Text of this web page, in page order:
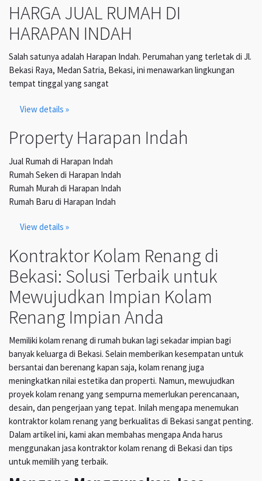
HARGA JUAL RUMAH DI
HARAPAN INDAH
Salah satunya adalah Harapan Indah. Perumahan yang terletak di Jl.
Bekasi Raya, Medan Satria, Bekasi, ini menawarkan lingkungan
tempat tinggal yang sangat
View details »
Property Harapan Indah
Jual Rumah di Harapan Indah
Rumah Seken di Harapan Indah
Rumah Murah di Harapan Indah
Rumah Baru di Harapan Indah
View details »
Kontraktor Kolam Renang di
Bekasi: Solusi Terbaik untuk
Mewujudkan Impian Kolam
Renang Impian Anda
Memiliki kolam renang di rumah bukan lagi sekadar impian bagi
banyak keluarga di Bekasi. Selain memberikan kesempatan untuk
bersantai dan berenang kapan saja, kolam renang juga
meningkatkan nilai estetika dan properti. Namun, mewujudkan
proyek kolam renang yang sempurna memerlukan perencanaan,
desain, dan pengerjaan yang tepat. Inilah mengapa menemukan
kontraktor kolam renang yang berkualitas di Bekasi sangat penting.
Dalam artikel ini, kami akan membahas mengapa Anda harus
menggunakan jasa kontraktor kolam renang di Bekasi dan tips
untuk memilih yang terbaik.